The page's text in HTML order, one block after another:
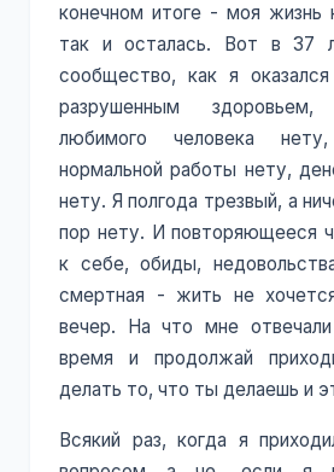
конечном итоге - моя жизнь
так и осталась. Вот в 37
сообщество, как я
разрушенным
любимого человека
нормальной работы нету,
нету. Я полгода трезвый, а
пор нету. И повторяющееся
к себе, обиды,
смертная - жить не
вечер. На что мне
время и продолжай
делать то, что ты делаешь и
Всякий раз, когда я